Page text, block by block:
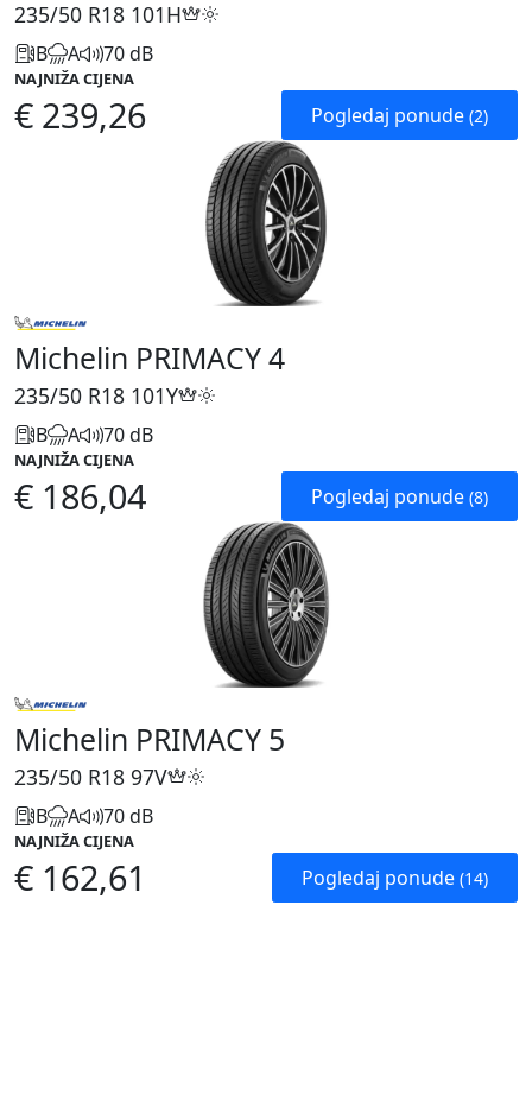
235/50 R18 101H
B A 70 dB
NAJNIŽA CIJENA
€ 239,26 Pogledaj ponude (2)
Michelin PRIMACY 4
235/50 R18 101Y
B A 70 dB
NAJNIŽA CIJENA
€ 186,04 Pogledaj ponude (8)
Michelin PRIMACY 5
235/50 R18 97V
B A 70 dB
NAJNIŽA CIJENA
€ 162,61 Pogledaj ponude (14)